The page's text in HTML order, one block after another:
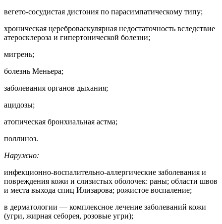
вегето-сосудистая дистония по парасимпатическому типу;
хроническая цереброваскулярная недостаточность вследствие
атеросклероза и гипертонической болезни;
мигрень;
болезнь Меньера;
заболевания органов дыхания;
ацидозы;
атопическая бронхиальная астма;
поллиноз.
Наружно:
инфекционно-воспалительно-аллергические заболевания и
повреждения кожи и слизистых оболочек: раны; области швов
и места выхода спиц Илизарова; рожистое воспаление;
в дерматологии — комплексное лечение заболеваний кожи
(угри, жирная себорея, розовые угри);